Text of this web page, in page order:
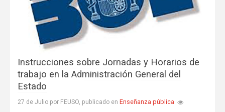
Instrucciones sobre Jornadas y Horarios de
trabajo en la Administración General del
Estado
27 de Julio por FEUSO, publicado en Enseñanza pública